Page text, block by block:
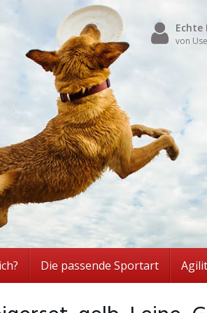
Echte
von
Die passende Sportart